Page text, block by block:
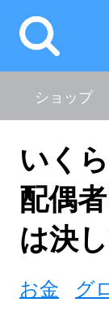
ショップ
いく
配偶
は決
お金 グ